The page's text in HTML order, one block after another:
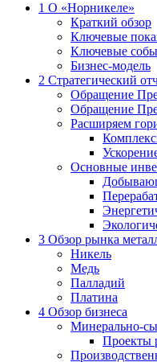
1 О «Норникеле»
Краткий обзор
Ключевые
Ключевые
Бизнес-модель
2 Стратегический
Обращение
Обращение
Расширяем
Основные
3 Обзор рынка
Никель
Медь
Палладий
Платина
4 Обзор бизнеса
Минерально-
Проекты